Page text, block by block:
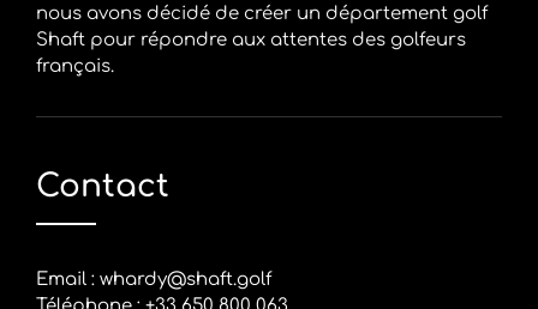
nous avons décidé de créer un département golf
Shaft pour répondre aux attentes des golfeurs
français.
Contact
Email : whardy@shaft.golf